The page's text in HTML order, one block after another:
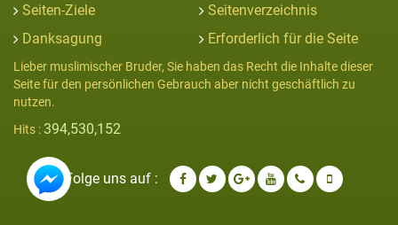
Seiten-Ziele
Seitenverzeichnis
Danksagung
Erforderlich für die Seite
Lieber muslimischer Bruder, Sie haben das Recht die Inhalte dieser
Seite für den persönlichen Gebrauch aber nicht geschäftlich zu
nutzen.
Hits : 394,530,152
Folge uns auf :